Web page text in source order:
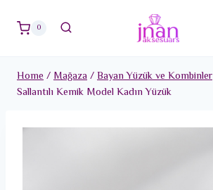
0
Home/Mağaza/Bayan Yüzük ve Kombinler
Sallantılı Kemik Model Kadın Yüzük